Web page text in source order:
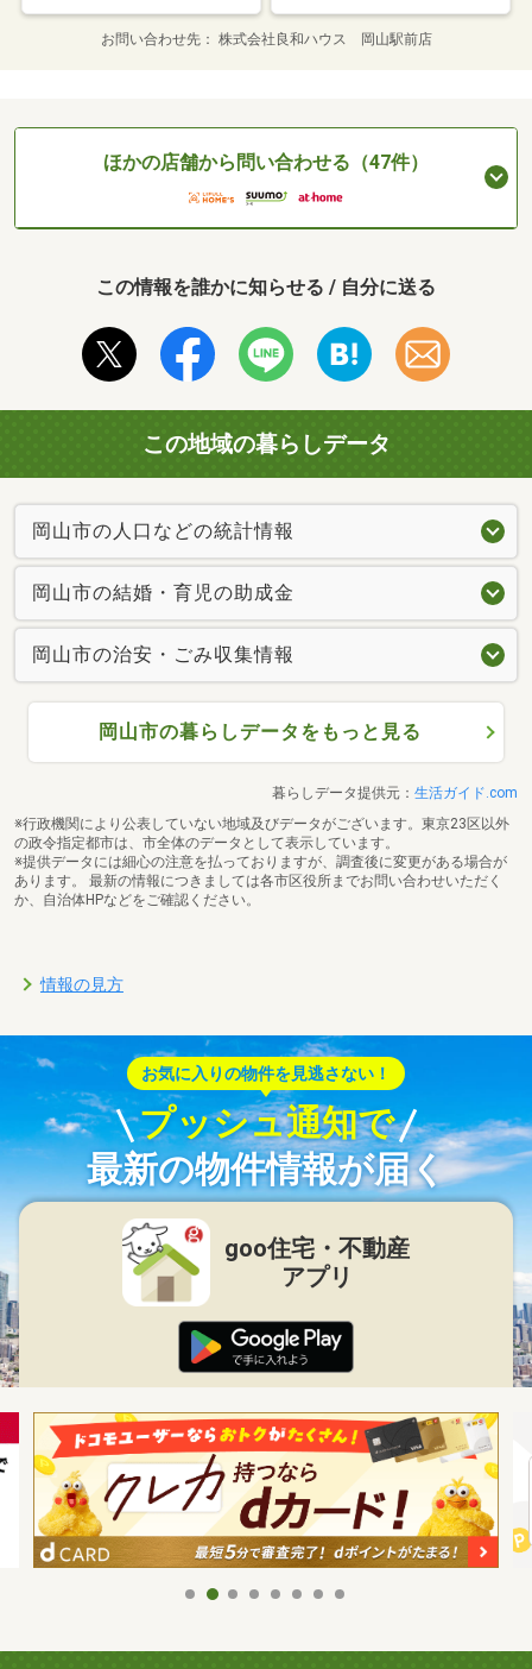
お問い合わせ先 株式会社良和ハウス 岡山駅前店
ほかの店舗から問い合わせる（47件）
この情報を誰かに知らせる / 自分に送る
この地域の暮らしデータ
岡山市の人口などの統計情報
岡山市の結婚・育児の助成金
岡山市の治安・ごみ収集情報
岡山市の暮らしデータをもっと見る
暮らしデータ提供元： 生活ガイド.com
※行政機関により公表していない地域及びデータがございます。東京23区以外
の政令指定都市は、市全体のデータとして表示しています。
※提供データには細心の注意を払っておりますが、調査後に変更がある場合が
あります。 最新の情報につきましては各市区役所までお問い合わせいただく
か、自治体HPなどをご確認ください。
情報の見方
お気に入りの物件を見逃さない！
プッシュ通知で
最新の物件情報が届く
goo住宅・不動産
アプリ